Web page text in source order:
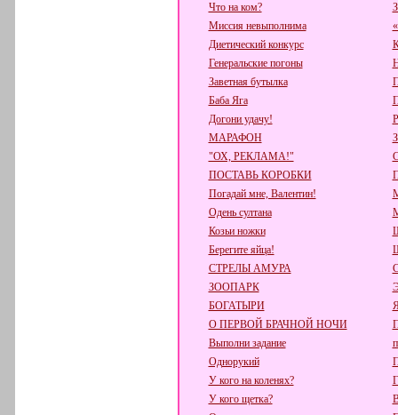
Что на ком?
Миссия невыполнима
Диетический конкурс
Генеральские погоны
Заветная бутылка
Баба Яга
Догони удачу!
МАРАФОН
"ОХ, РЕКЛАМА!"
ПОСТАВЬ КОРОБКИ
Погадай мне, Валентин!
Одень султана
Козьи ножки
Берегите яйца!
СТРЕЛЫ АМУРА
ЗООПАРК
БОГАТЫРИ
О ПЕРВОЙ БРАЧНОЙ НОЧИ
Выполни задание
Однорукий
У кого на коленях?
У кого щетка?